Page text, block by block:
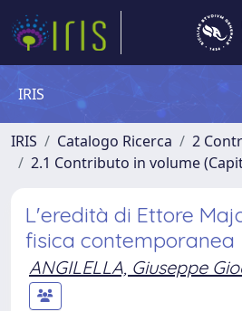
IRIS
IRIS Catalogo Ricerca
2
2.1 Contributo in volume
L'eredità di Ettore
fisica contemporanea
ANGILELLA, Giuseppe